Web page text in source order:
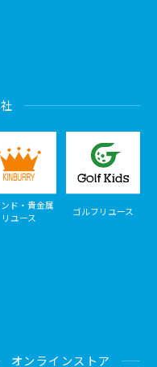
ド・貴金属
リユース
ゴルフリユース
オンラインストア